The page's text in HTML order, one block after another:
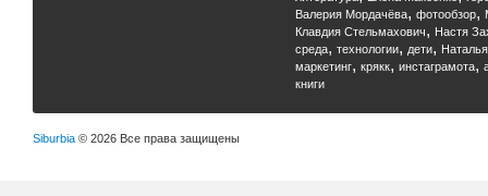
Валерия Мордачёва, фотообзор,
Клавдия Стельмахович, Настя
среда, технологии, дети,
маркетинг, крякк, инстаграмота,
книги
Siburbia © 2026 Все права защищены